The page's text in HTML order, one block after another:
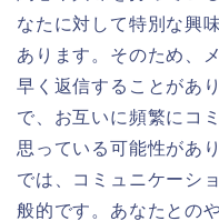
なたに対して特別な興
あります。そのため、
早く返信することがあ
で、お互いに頻繁にコ
思っている可能性があ
では、コミュニケーシ
般的です。あなたとの